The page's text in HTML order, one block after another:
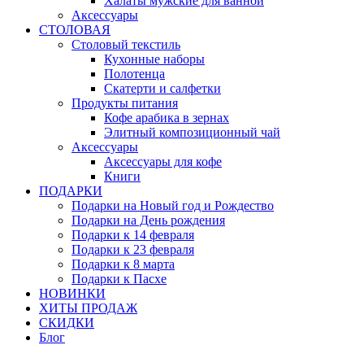
Аксессуары
СТОЛОВАЯ
Столовый текстиль
Кухонные наборы
Полотенца
Скатерти и салфетки
Продукты питания
Кофе арабика в зернах
Элитный композиционный чай
Аксессуары
Аксессуары для кофе
Книги
ПОДАРКИ
Подарки на Новый год и Рождество
Подарки на День рождения
Подарки к 14 февраля
Подарки к 23 февраля
Подарки к 8 марта
Подарки к Пасхе
НОВИНКИ
ХИТЫ ПРОДАЖ
СКИДКИ
Блог